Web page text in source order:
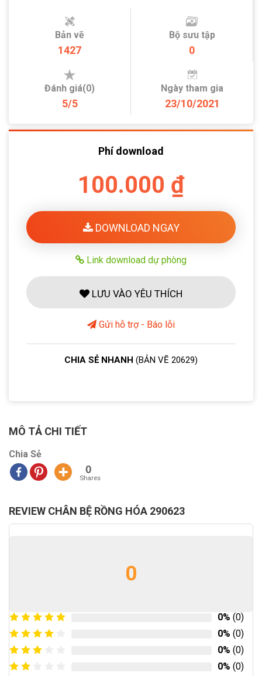
Bản vẽ
1427
Bộ sưu tập
0
Đánh giá(0)
5/5
Ngày tham gia
23/10/2021
Phí download
100.000 ₫
DOWNLOAD NGAY
Link download dự phòng
LƯU VÀO YÊU THÍCH
Gửi hỗ trợ - Báo lỗi
CHIA SẺ NHANH (BẢN VẼ 20629)
MÔ TẢ CHI TIẾT
Chia Sẻ
0
Shares
REVIEW CHÂN BỆ RỒNG HÓA 290623
0
0% (0)
0% (0)
0% (0)
0% (0)